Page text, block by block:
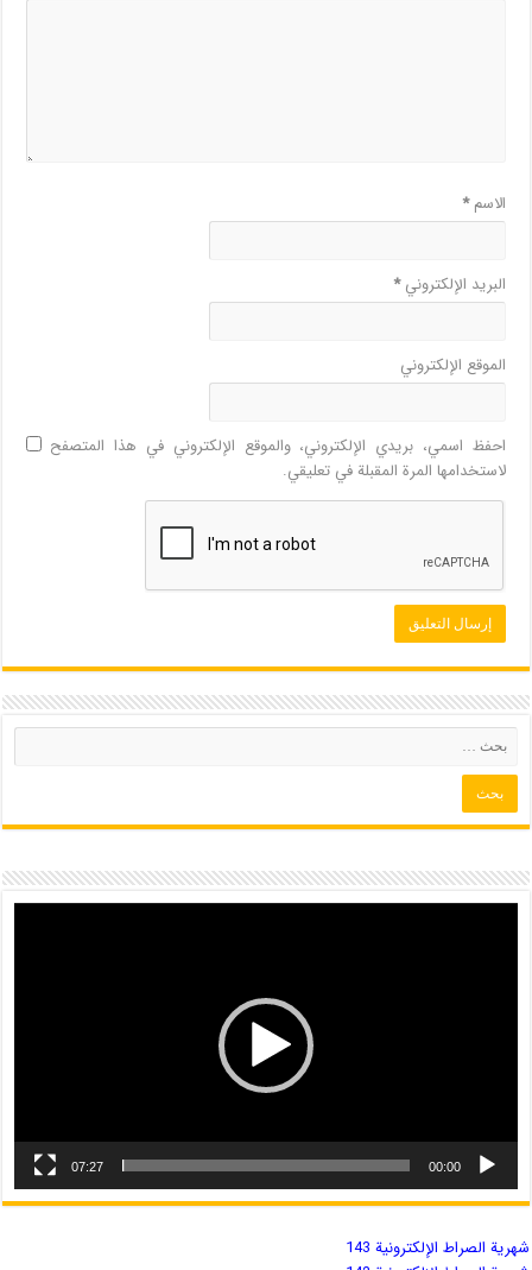
الاسم*
البريد الإلكتروني*
الموقع الإلكتروني
احفظ اسمي، بريدي الإلكتروني، والموقع الإلكتروني في هذا المتصفح
لاستخدامها المرة المقبلة في تعليقي.
00:00
07:27
شهریة الصراط الإلكترونية 143